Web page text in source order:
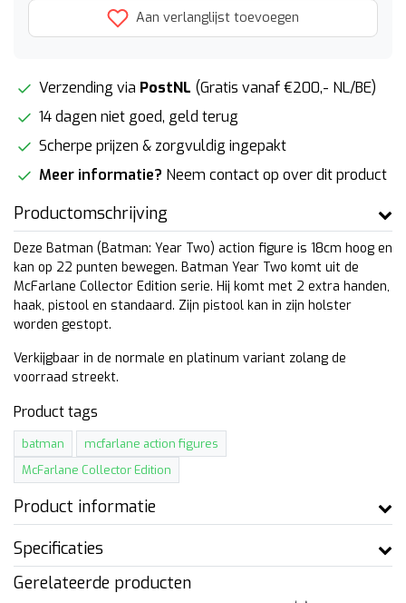
Aan verlanglijst toevoegen
Verzending via PostNL (Gratis vanaf €200,- NL/BE)
14 dagen niet goed, geld terug
Scherpe prijzen & zorgvuldig ingepakt
Meer informatie? Neem contact op over dit product
Productomschrijving
Deze Batman (Batman: Year Two) action figure is 18cm hoog en
kan op 22 punten bewegen. Batman Year Two komt uit de
McFarlane Collector Edition serie. Hij komt met 2 extra handen,
haak, pistool en standaard. Zijn pistool kan in zijn holster
worden gestopt.
Verkijgbaar in de normale en platinum variant zolang de
voorraad streekt.
Product tags
batman
mcfarlane action figures
McFarlane Collector Edition
Product informatie
Specificaties
Gerelateerde producten